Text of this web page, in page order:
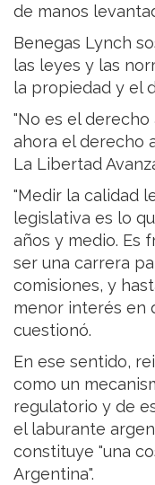
de manos
Benegas Lynch
las leyes y las
la propiedad y el
"No es el
ahora el derecho
La Libertad
"Medir la calidad
legislativa es lo
años y medio. Es
ser una carrera
comisiones, y
menor interés en
cuestionó.
En ese sentido,
como un
regulatorio y de
el laburante
constituye "una
Argentina".